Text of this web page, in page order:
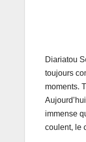
Diariatou
toujours
moments.
immense
coulent, le